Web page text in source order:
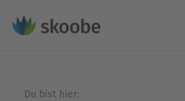
Du bist hier: